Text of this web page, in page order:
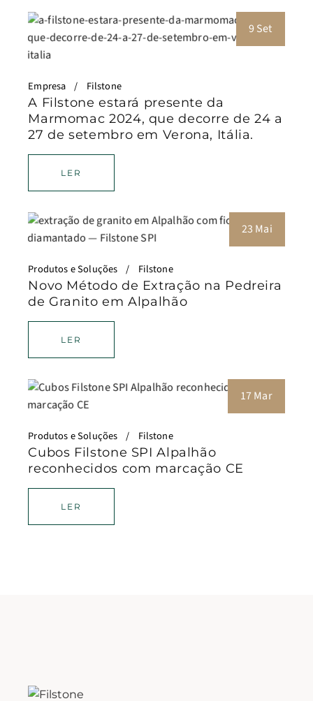
9 Set
Empresa Filstone
A Filstone estará presente da
Marmomac 2024, que decorre de 24 a
27 de setembro em Verona, Itália.
LER
23 Mai
Produtos e Soluções Filstone
Novo Método de Extração na Pedreira
de Granito em Alpalhão
LER
17 Mar
Produtos e Soluções Filstone
Cubos Filstone SPI Alpalhão
reconhecidos com marcação CE
LER